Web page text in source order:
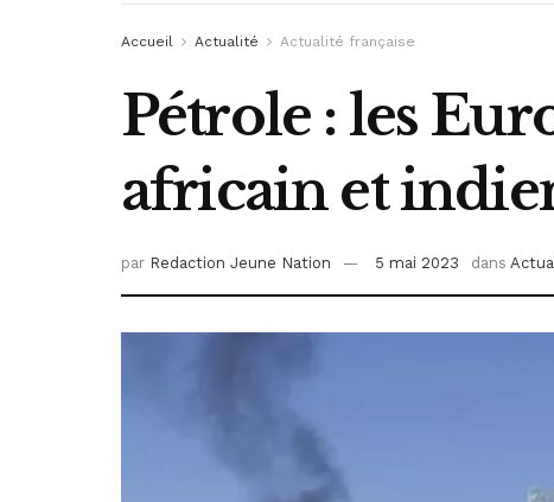
Accueil Actualité Actualité française
Pétrole : les
africain et
par Redaction Jeune Nation 5 mai 2023 dans